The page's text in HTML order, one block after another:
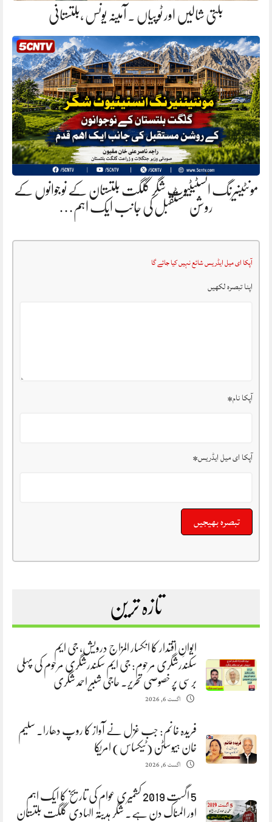
بلتی شالیں اور ٹوپیاں . آمینہ یونس ،بلتستانی
مونٹینیرنگ انسٹیٹیوٹ شگر گلگت بلتستان کے نوجوانوں کے
روشن مستقبل کی جانب ایک اہم…
آپکا ای میل ایڈریس شائع نہیں کیا جائے گا
اپنا تبصرہ لکھیں
آپکا نام*
آپکا ای میل ایڈریس*
تازہ ترین
ایوانِ اقتدار کا انکسار المزاج درویش، جی ایم
سکندرشگری مرحوم: جی ایم سکندرشگری مرحوم کی پہلی
برسی پر خصوصی تحریر. حاجی شبیر احمد شگری
اگست 6, 2026
فریدہ خانم: جب غزل نے آواز کا روپ دھارا. سلیم
خان ہیوسٹن (ٹیکساس) امریکا
اگست 6, 2026
5 اگست 2019 کشمیری عوام کی تاریخ کا ایک اہم
اور المناک دن ہے. شگر ہدیتہ الہادی گلگت بلتستان